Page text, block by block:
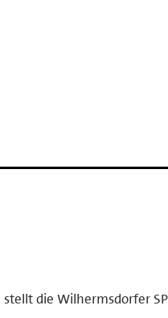
die Wilhermsdorfer